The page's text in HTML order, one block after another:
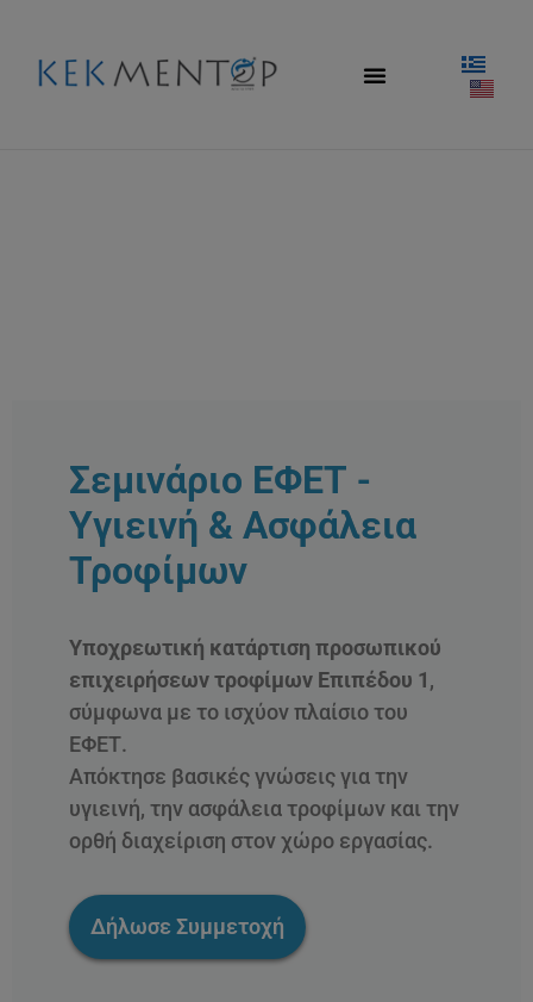
Σεμινάριο ΕΦΕΤ -
Υγιεινή & Ασφάλεια
Τροφίμων
Υποχρεωτική κατάρτιση προσωπικού
επιχειρήσεων τροφίμων Επιπέδου 1,
σύμφωνα με το ισχύον πλαίσιο του
ΕΦΕΤ.
Απόκτησε βασικές γνώσεις για την
υγιεινή, την ασφάλεια τροφίμων και την
ορθή διαχείριση στον χώρο εργασίας.
Δήλωσε Συμμετοχή